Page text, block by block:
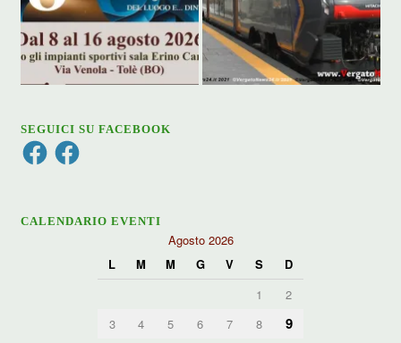
SEGUICI SU FACEBOOK
FacebookFacebook
CALENDARIO EVENTI
Agosto 2026
L
M M G V S
D
1
2
3
4 5 6 7 8 9